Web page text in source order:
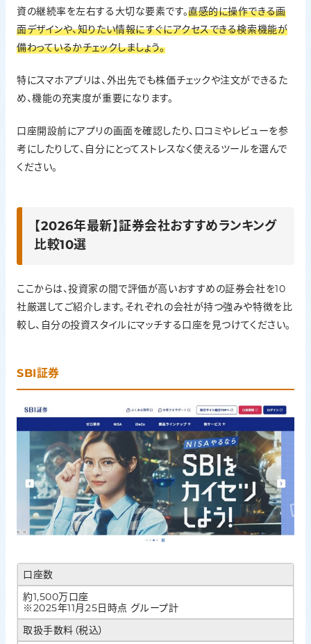
資の継続率を左右する大切な要素です。直感的に操作できる画
面デザインや、知りたい情報にすぐにアクセスできる検索機能が
備わっているかチェックしましょう。
特にスマホアプリは、外出先でも株価チェックや注文ができるた
め、機能の充実度が重要になります。
口座開設前にアプリの画面を確認したり、口コミやレビューを参
考にしたりして、自分にとってストレスなく使えるツールを選んで
ください。
【2026年最新】証券会社おすすめランキング
比較10選
ここからは、投資家の間で評価が高いおすすめの証券会社を10
社厳選してご紹介します。それぞれの会社が持つ強みや特徴を比
較し、自分の投資スタイルにマッチする口座を見つけてください。
SBI証券
口座数
約1,500万口座
※2025年11月25日時点 グループ計
取扱手数料（税込）